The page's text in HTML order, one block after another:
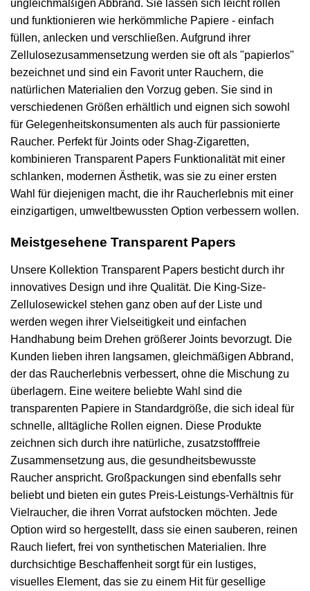
ungleichmäßigen Abbrand. Sie lassen sich leicht rollen
und funktionieren wie herkömmliche Papiere - einfach
füllen, anlecken und verschließen. Aufgrund ihrer
Zellulosezusammensetzung werden sie oft als "papierlos"
bezeichnet und sind ein Favorit unter Rauchern, die
natürlichen Materialien den Vorzug geben. Sie sind in
verschiedenen Größen erhältlich und eignen sich sowohl
für Gelegenheitskonsumenten als auch für passionierte
Raucher. Perfekt für Joints oder Shag-Zigaretten,
kombinieren Transparent Papers Funktionalität mit einer
schlanken, modernen Ästhetik, was sie zu einer ersten
Wahl für diejenigen macht, die ihr Raucherlebnis mit einer
einzigartigen, umweltbewussten Option verbessern wollen.
Meistgesehene Transparent Papers
Unsere Kollektion Transparent Papers besticht durch ihr
innovatives Design und ihre Qualität. Die King-Size-
Zellulosewickel stehen ganz oben auf der Liste und
werden wegen ihrer Vielseitigkeit und einfachen
Handhabung beim Drehen größerer Joints bevorzugt. Die
Kunden lieben ihren langsamen, gleichmäßigen Abbrand,
der das Raucherlebnis verbessert, ohne die Mischung zu
überlagern. Eine weitere beliebte Wahl sind die
transparenten Papiere in Standardgröße, die sich ideal für
schnelle, alltägliche Rollen eignen. Diese Produkte
zeichnen sich durch ihre natürliche, zusatzstofffreie
Zusammensetzung aus, die gesundheitsbewusste
Raucher anspricht. Großpackungen sind ebenfalls sehr
beliebt und bieten ein gutes Preis-Leistungs-Verhältnis für
Vielraucher, die ihren Vorrat aufstocken möchten. Jede
Option wird so hergestellt, dass sie einen sauberen, reinen
Rauch liefert, frei von synthetischen Materialien. Ihre
durchsichtige Beschaffenheit sorgt für ein lustiges,
visuelles Element, das sie zu einem Hit für gesellige